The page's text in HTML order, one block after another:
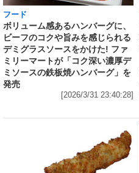
フード
ボリューム感あるハンバーグに、
ビーフのコクや旨みを感じられる
デミグラスソースをかけた! ファ
ミリーマートが「コク深い濃厚デ
ミソースの鉄板焼ハンバーグ」を
発売
[2026/3/31 23:40:28]